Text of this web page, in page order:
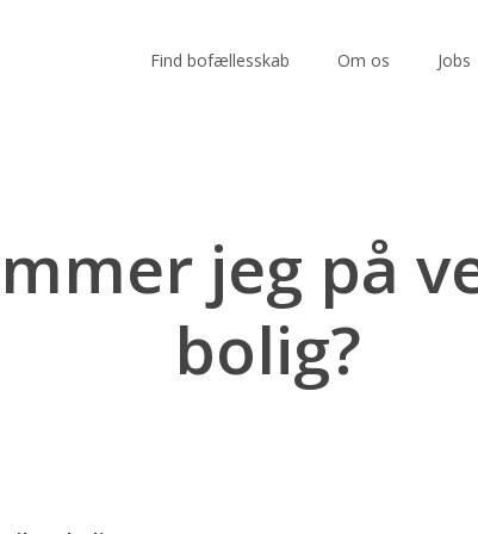
Find bofællesskab Om os Jobs
jeg på
bolig?